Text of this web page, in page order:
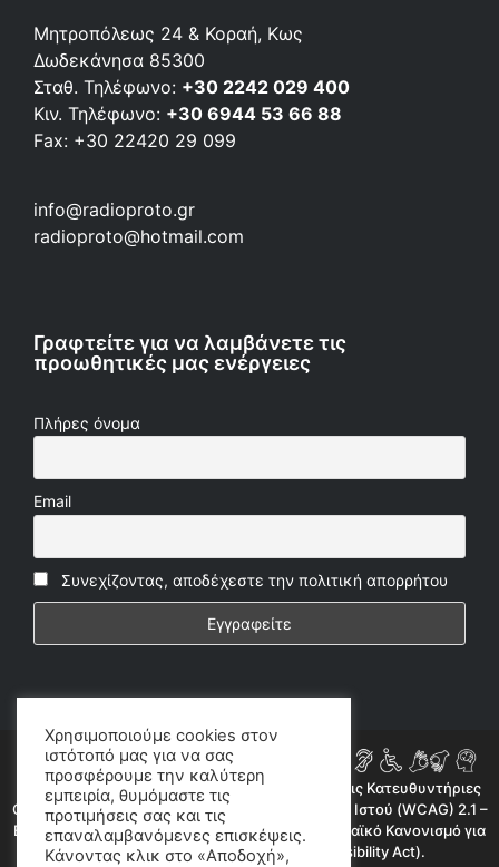
Μητροπόλεως 24 & Κοραή, Κως
Δωδεκάνησα 85300
Σταθ. Τηλέφωνο: +30 2242 029 400
Κιν. Τηλέφωνο: +30 6944 53 66 88
Fax: +30 22420 29 099
info@radioproto.gr
radioproto@hotmail.com
Γραφτείτε για να λαμβάνετε τις
προωθητικές μας ενέργειες
Πλήρες όνομα
Email
Συνεχίζοντας, αποδέχεστε την πολιτική απορρήτου
Η ιστοσελίδα μας συμμορφώνεται εν μέρει με τις Κατευθυντήριες
Οδηγίες για την Προσβασιμότητα Περιεχομένου Ιστού (WCAG) 2.1 –
Επίπεδο AA, όπως προβλέπεται από τον Ευρωπαϊκό Κανονισμό για
την Προσβασιμότητα (European Accessibility Act).
Χρησιμοποιούμε cookies στον
ιστότοπό μας για να σας
προσφέρουμε την καλύτερη
εμπειρία, θυμόμαστε τις
προτιμήσεις σας και τις
επαναλαμβανόμενες επισκέψεις.
Κάνοντας κλικ στο «Αποδοχή»,